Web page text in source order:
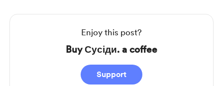
Enjoy this post?
Buy Сусіди. a coffee
Support